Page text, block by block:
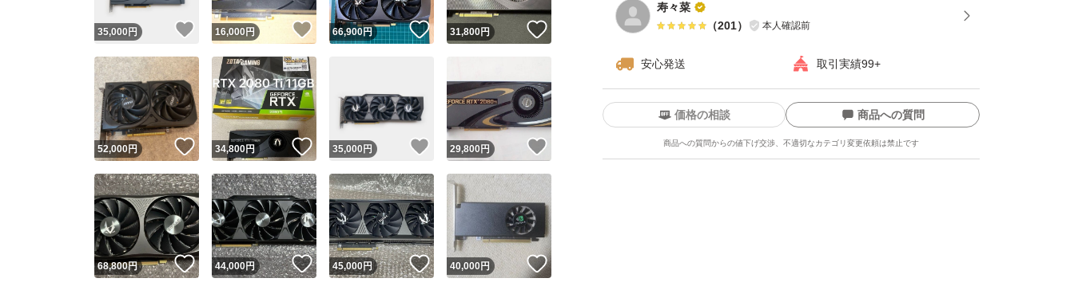
寿々菜
（201） 本人確認前
安心発送 取引実績99+
価格の相談 商品への質問
商品への質問からの値下げ交渉、不適切なカテゴリ変更依頼は禁止です
35,000 円 いいね！
16,000円 いいね！
66,900円 いいね！
31,800円
52,000円 いいね！
34,800円 いいね！
35,000 円 いいね！
29,800円
68,800円 いいね！
44,000円 いいね！
45,000円 いいね！
40,000円 いいね！